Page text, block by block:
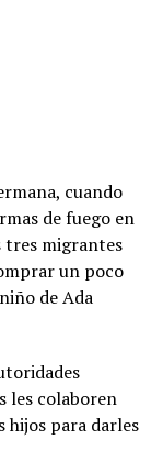
cuando
de fuego en
tres migrantes
un poco
de Ada
les colaboren
hijos para darles